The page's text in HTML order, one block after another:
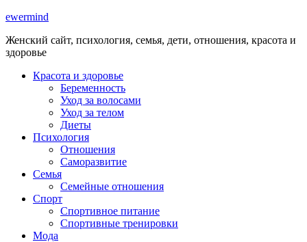
ewermind
Женский сайт, психология, семья, дети, отношения, красота и
здоровье
Красота и здоровье
Беременность
Уход за волосами
Уход за телом
Диеты
Психология
Отношения
Саморазвитие
Семья
Семейные отношения
Спорт
Спортивное питание
Спортивные тренировки
Мода